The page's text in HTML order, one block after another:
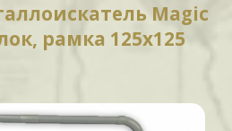
Magic
рамка 125х125